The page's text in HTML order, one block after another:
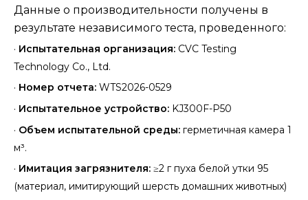
Данные о производительности получены в
результате независимого теста, проведенного:
· Испытательная организация: CVC Testing
Technology Co., Ltd.
· Номер отчета: WTS2026-0529
· Испытательное устройство: KJ300F-P50
· Объем испытательной среды: герметичная камера 1
м³.
· Имитация загрязнителя: ≥2 г пуха белой утки 95
(материал, имитирующий шерсть домашних животных)